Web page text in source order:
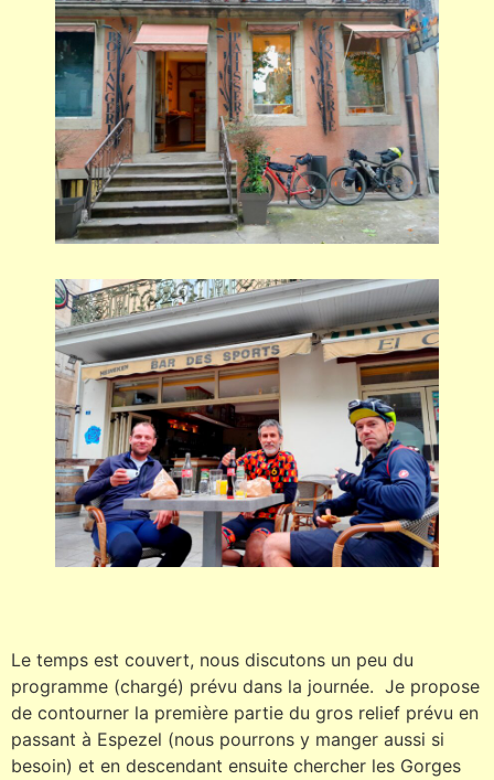
Le temps est couvert, nous discutons un peu du
programme (chargé) prévu dans la journée. Je propose
de contourner la première partie du gros relief prévu en
passant à Espezel (nous pourrons y manger aussi si
besoin) et en descendant ensuite chercher les Gorges